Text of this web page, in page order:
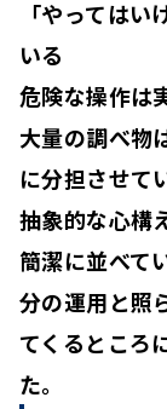
「やっては
いる
危険な操作は
大量の調べ物
に分担させて
抽象的な心構
簡潔に並べて
分の運用と照
てくるところ
た。